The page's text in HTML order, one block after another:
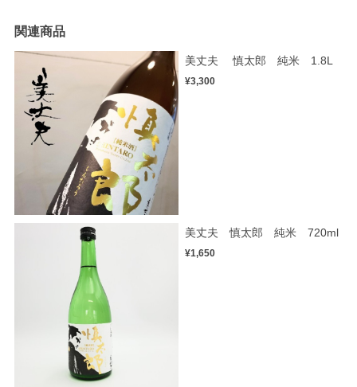
関連商品
美丈夫 慎太郎 純米 1.8L
¥3,300
美丈夫 慎太郎 純米 720ml
¥1,650